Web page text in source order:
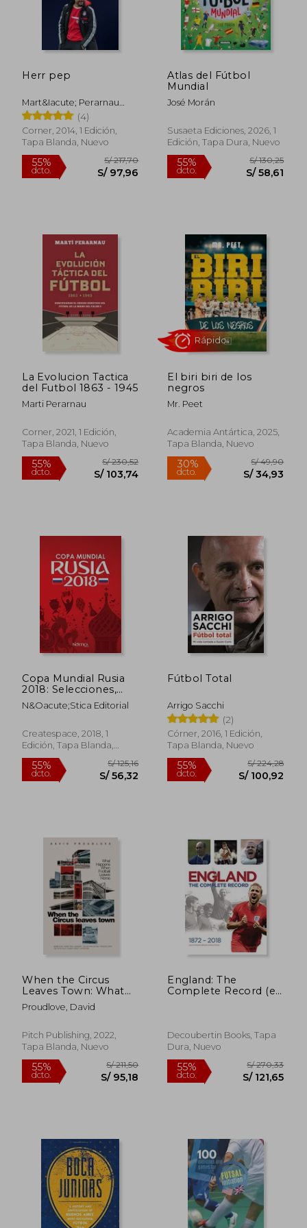
Herr pep
Mart&Iacute; Perarnau
Grau
(4)
Corner, 2014, 1 Edición,
Tapa Blanda, Nuevo
55%
dcto.
S/ 217,70
S/ 97,96
Atlas del Fútbol
Mundial
José Morán
Susaeta Ediciones, 2026, 1
Edición, Tapa Dura, Nuevo
55%
dcto.
La Evolucion Tactica
del Futbol 1863 - 1945
Marti Perarnau
Corner, 2021, 1 Edición,
Tapa Blanda, Nuevo
55%
El biri biri de los
negros
Mr. Peet
Academia Antártica, 2025,
Tapa Blanda, Nuevo
30%
Copa Mundial Rusia
2018: Selecciones,
Sedes, Estadios, Datos
Curiosos y Fixture
N&Oacute;Stica Editorial
Createspace, 2018, 1
Edición, Tapa Blanda,
Nuevo
55%
dcto. S/ 56,32
Fútbol Total
Arrigo Sacchi
(2)
Córner, 2016, 1 Edición,
Tapa Blanda, Nuevo
55%
dcto. S/
When the Circus
Leaves Town: What
Happens When
Football Leaves
Proudlove, David
Pitch Publishing, 2022,
Tapa Blanda, Nuevo
England: The
Complete Record (en
Decoubertin Books, Tapa
Dura, Nuevo